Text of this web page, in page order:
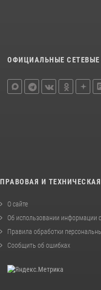
ОФИЦИАЛЬНЫЕ
ПРАВОВАЯ И
О сайте
Об использовании информации
Правила обработки
Сообщить об ошибках